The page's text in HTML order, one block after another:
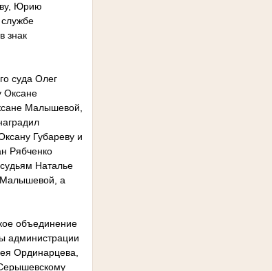
Юрию
знак
суда Олег
Оксане
Малышевой,
Губареву и
Рябченко
Наталье
Малышевой, а
объединение
администрации
Ординарцева,